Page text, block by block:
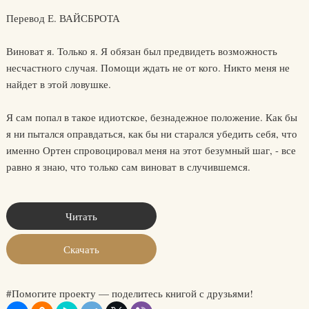
Перевод Е. ВАЙСБРОТА
Виноват я. Только я. Я обязан был предвидеть возможность
несчастного случая. Помощи ждать не от кого. Никто меня не
найдет в этой ловушке.
Я сам попал в такое идиотское, безнадежное положение. Как бы
я ни пытался оправдаться, как бы ни старался убедить себя, что
именно Ортен спровоцировал меня на этот безумный шаг, - все
равно я знаю, что только сам виноват в случившемся.
Читать
Скачать
#Помогите проекту — поделитесь книгой с друзьями!